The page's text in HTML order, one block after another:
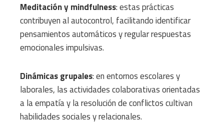
Meditación y mindfulness: estas prácticas
contribuyen al autocontrol, facilitando identificar
pensamientos automáticos y regular respuestas
emocionales impulsivas.
Dinámicas grupales: en entornos escolares y
laborales, las actividades colaborativas orientadas
a la empatía y la resolución de conflictos cultivan
habilidades sociales y relacionales.